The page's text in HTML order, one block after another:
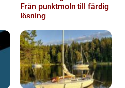
Från punktmoln till färdig
lösning